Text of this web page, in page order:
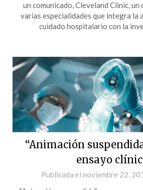
un comunicado, Cleveland Clinic, un
varias especialidades que integra la
cuidado hospitalario con la
“Animación
ensayo
Publicada el noviembre 22,